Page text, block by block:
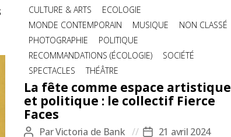
CULTURE & ARTS
ECOLOGIE
MONDE CONTEMPORAIN
MUSIQUE
NON CLASSÉ
PHOTOGRAPHIE
POLITIQUE
RECOMMANDATIONS (ÉCOLOGIE)
SOCIÉTÉ
SPECTACLES
THÉÂTRE
La fête comme espace artistique
et politique : le collectif Fierce
Faces
Auteur
ParVictoria de Bank
Date21 avril 2024